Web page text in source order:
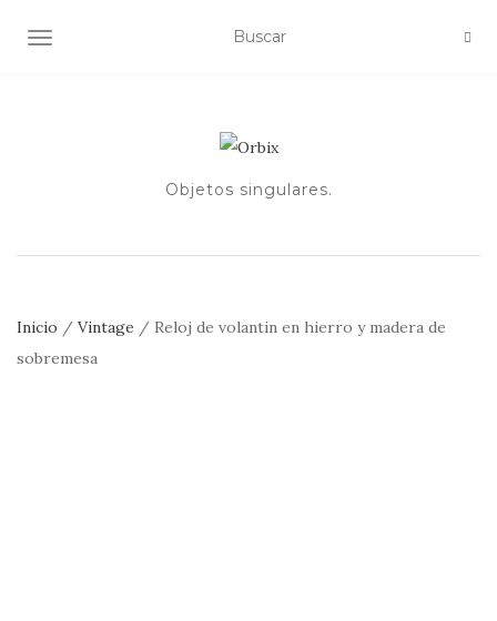
ALTERNAR NAVEGACIÓN
Objetos singulares.
Inicio / Vintage / Reloj de volantin en hierro y madera de
sobremesa